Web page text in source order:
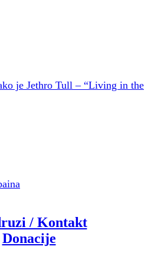
je Jethro Tull – “Living in the
/ Kontakt
Donacije